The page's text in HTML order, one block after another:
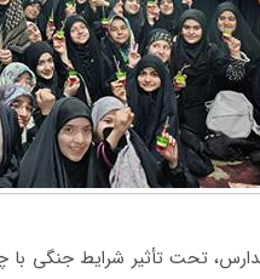
تحت تأثیر شرایط جنگی با